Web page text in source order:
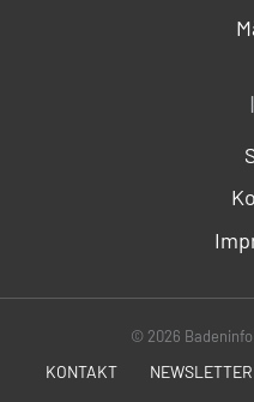
© 2026
KONTAKT NEWSLETTER